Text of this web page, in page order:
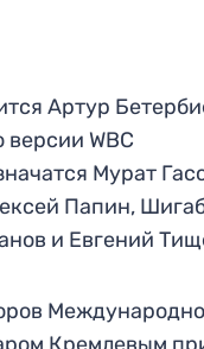
Артур
WBC
Мурат
Папин,
и Евгений